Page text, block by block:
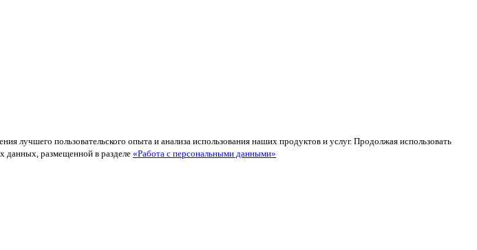
лучшего пользовательского опыта и анализа использования наших продуктов и услуг. Продолжая использовать
данных, размещенной в разделе «Работа с персональными данными»